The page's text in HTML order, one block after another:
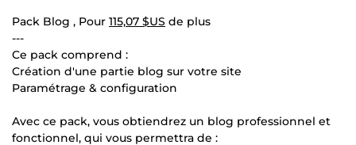
Pack Blog , Pour 115,07 $US de plus
---
Ce pack comprend :
Création d'une partie blog sur votre site
Paramétrage & configuration
Avec ce pack, vous obtiendrez un blog professionnel et
fonctionnel, qui vous permettra de :